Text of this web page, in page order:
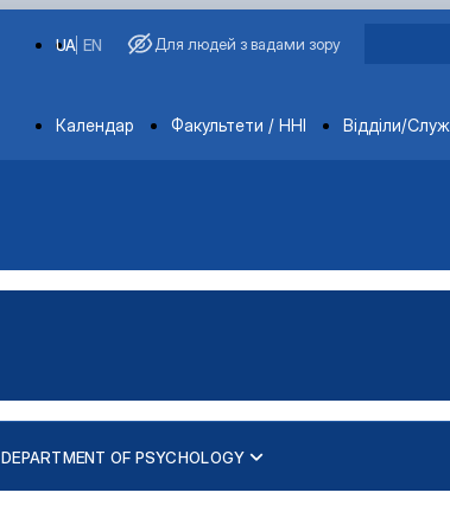
EN
UA Для людей з вадами зору
Departments
Календар Факультети / ННІ Відділи/
DEPARTMENT OF PSYCHOLOGY